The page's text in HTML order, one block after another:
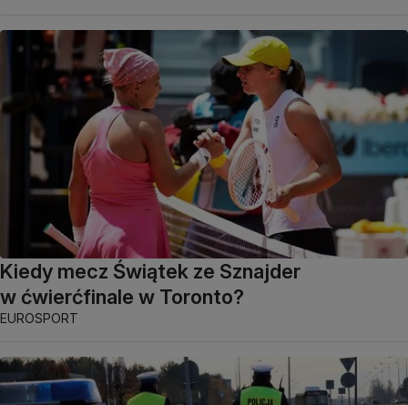
Kiedy mecz Świątek ze Sznajder
w ćwierćfinale w Toronto?
EUROSPORT